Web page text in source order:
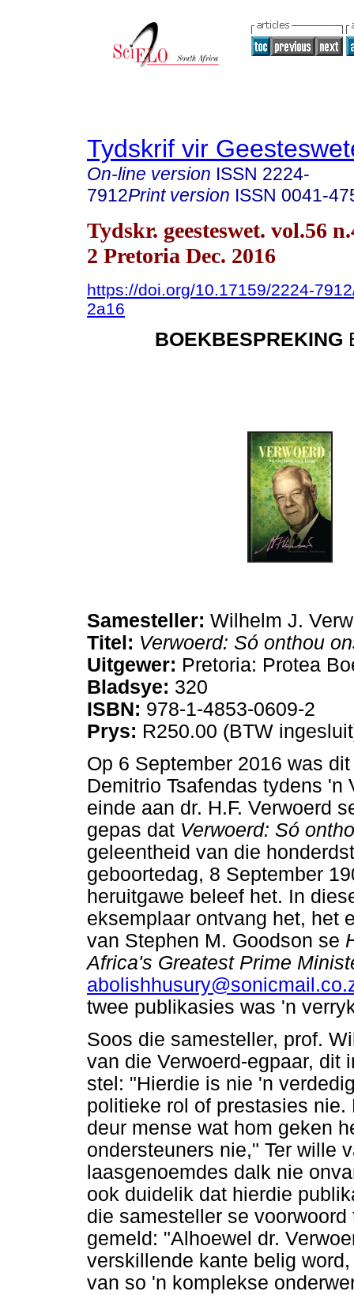
Tydskrif vir
On-line version ISSN 2224-
7912Print version ISSN 0041-
Tydskr. geesteswet. vol.56
2 Pretoria Dec. 2016
https://doi.org/10.17159/2224-
2a16
BOEKBESPREKING
Samesteller: Wilhelm J.
Titel: Verwoerd: Só onthou
Uitgewer: Pretoria: Protea
Bladsye: 320
ISBN: 978-1-4853-0609-2
Prys: R250.00 (BTW
Op 6 September 2016 was
Demitrio Tsafendas tydens
einde aan dr. H.F. Verwoerd
gepas dat Verwoerd: Só
geleentheid van die
geboortedag, 8 September
heruitgawe beleef het. In
eksemplaar ontvang het, het
van Stephen M. Goodson se
Africa's Greatest Prime
twee publikasies was 'n
Soos die samesteller, prof.
van die Verwoerd-egpaar, dit
stel: "Hierdie is nie 'n
politieke rol of prestasies
deur mense wat hom geken
ondersteuners nie," Ter wille
laasgenoemdes dalk nie
ook duidelik dat hierdie
die samesteller se
gemeld: "Alhoewel dr.
verskillende kante belig
van so 'n komplekse